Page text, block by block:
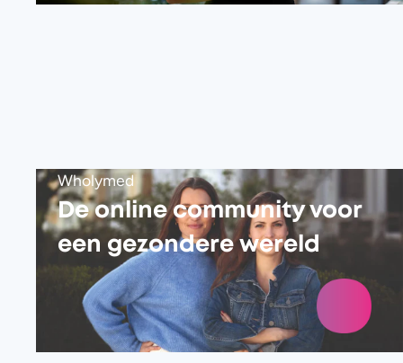
Wholymed
De online community voor
een gezondere wereld